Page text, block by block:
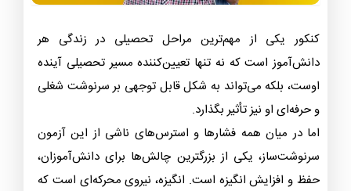
کنکور یکی از مهم‌ترین مراحل تحصیلی در زندگی هر
دانش‌آموز است که نه تنها تعیین‌کننده مسیر تحصیلی آینده
اوست، بلکه می‌تواند به شکل قابل توجهی بر سرنوشت شغلی
و حرفه‌ای او نیز تأثیر بگذارد.
اما در میان همه فشارها و استرس‌های ناشی از این آزمون
سرنوشت‌ساز، یکی از بزرگترین چالش‌ها برای دانش‌آموزان،
حفظ و افزایش انگیزه است. انگیزه، نیروی محرکه‌ای است که